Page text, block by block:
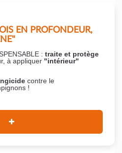
EN PROFONDEUR,
: traite et protège
à appliquer "intérieur"
contre le
!